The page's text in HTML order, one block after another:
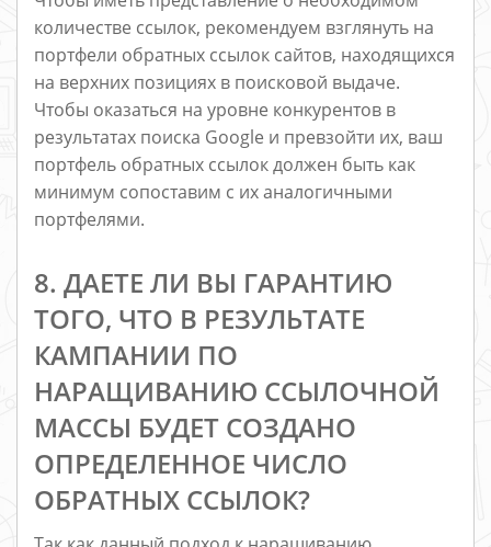
количестве ссылок, рекомендуем взглянуть на
портфели обратных ссылок сайтов, находящихся
на верхних позициях в поисковой выдаче.
Чтобы оказаться на уровне конкурентов в
результатах поиска Google и превзойти их, ваш
портфель обратных ссылок должен быть как
минимум сопоставим с их аналогичными
портфелями.
8. ДАЕТЕ ЛИ ВЫ ГАРАНТИЮ
ТОГО, ЧТО В РЕЗУЛЬТАТЕ
КАМПАНИИ ПО
НАРАЩИВАНИЮ ССЫЛОЧНОЙ
МАССЫ БУДЕТ СОЗДАНО
ОПРЕДЕЛЕННОЕ ЧИСЛО
ОБРАТНЫХ ССЫЛОК?